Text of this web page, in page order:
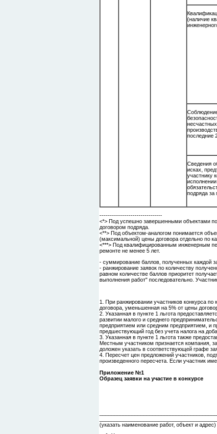
(наличие
последние
Сведения
исках,
участнику
подряда за
--------------------------------
<*> Под успешно завершенными объектами
договором подряда.
<**> Под объектом-аналогом понимается
(максимальной) цены договора отдельно по
<***> Под квалифицированным инженерным
ремонте не менее 5 лет.
- суммирование баллов, полученных каждой
- ранжирование заявок по количеству
равном количестве баллов приоритет
выполнения работ" последовательно.
1. При ранжировании участников конкурса
договора, уменьшенная на 5% от цены
2. Указанная в пункте 1 льгота
развитии малого и среднего
предприятием или средним предприятием, и
предшествующий год без учета налога на
3. Указанная в пункте 1 льгота также
Местным участником признается компания,
доложен указать в соответствующей графе
4. Пересчет цен предложений участников,
произведенного пересчета. Если участник
Приложение №1
Образец заявки на участие в конкурсе
(указать наименование работ, объект и адрес)